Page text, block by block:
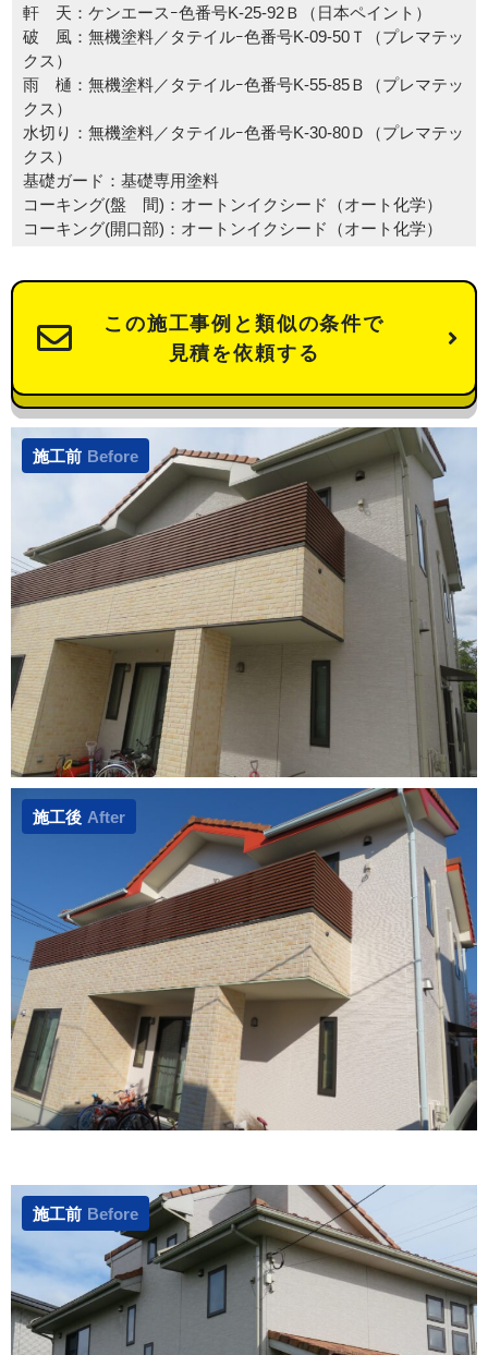
軒 天：ケンエースｰ色番号K-25-92Ｂ（日本ペイント）
破 風：無機塗料／タテイルｰ色番号K-09-50Ｔ（プレマテッ
クス）
雨 樋：無機塗料／タテイルｰ色番号K-55-85Ｂ（プレマテッ
クス）
水切り：無機塗料／タテイルｰ色番号K-30-80Ｄ（プレマテッ
クス）
基礎ガード：基礎専用塗料
コーキング(盤 間)：オートンイクシード（オート化学）
コーキング(開口部)：オートンイクシード（オート化学）
この施工事例と類似の条件で
見積を依頼する
施工前 Before
施工後 After
施工前 Before